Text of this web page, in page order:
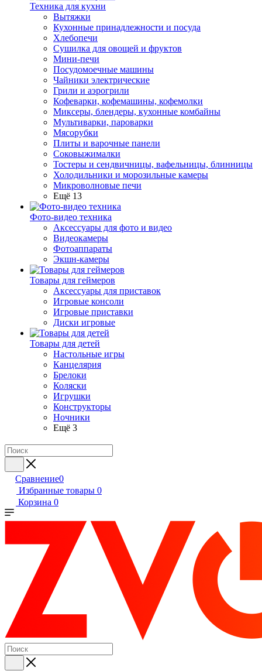
Техника для кухни
Вытяжки
Кухонные принадлежности и посуда
Хлебопечи
Сушилка для овощей и фруктов
Мини-печи
Посудомоечные машины
Чайники электрические
Грили и аэрогрили
Кофеварки, кофемашины, кофемолки
Миксеры, блендеры, кухонные комбайны
Мультиварки, пароварки
Мясорубки
Плиты и варочные панели
Соковыжималки
Тостеры и сендвичницы, вафельницы, блинницы
Холодильники и морозильные камеры
Микроволновые печи
Ещё 13
Фото-видео техника
Аксессуары для фото и видео
Видеокамеры
Фотоаппараты
Экшн-камеры
Товары для геймеров
Аксессуары для приставок
Игровые консоли
Игровые приставки
Диски игровые
Товары для детей
Настольные игры
Канцелярия
Брелоки
Коляски
Игрушки
Конструкторы
Ночники
Ещё 3
Сравнение0
Избранные товары 0
Корзина 0